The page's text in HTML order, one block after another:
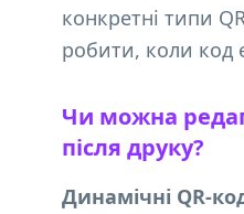
конкретні типи
робити, коли код
Чи можна
після друку?
Динамічні QR-